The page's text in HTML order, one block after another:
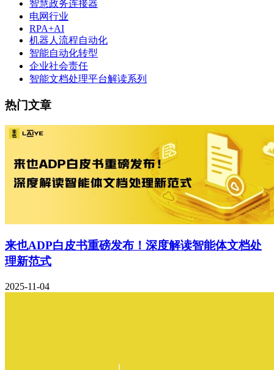
智慧政务连接器
电网行业
RPA+AI
机器人流程自动化
智能自动化转型
企业社会责任
智能文档处理平台解读系列
热门文章
来也ADP白皮书重磅发布！深度解读智能体文档处
理新范式
2025-11-04